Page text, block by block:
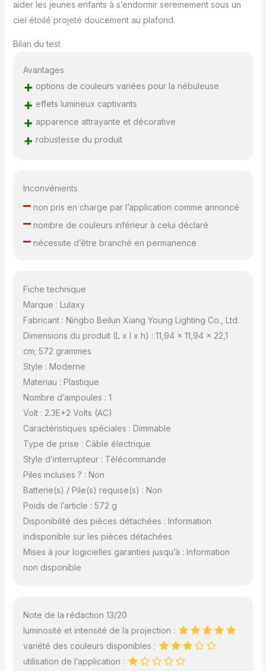
aider les jeunes enfants à s’endormir sereinement sous un
ciel étoilé projeté doucement au plafond.
Bilan du test
Avantages
+ options de couleurs variées pour la nébuleuse
+ effets lumineux captivants
+ apparence attrayante et décorative
+ robustesse du produit
Inconvénients
– non pris en charge par l’application comme annoncé
– nombre de couleurs inférieur à celui déclaré
– nécessite d’être branché en permanence
Fiche technique
Marque : Lulaxy
Fabricant : Ningbo Beilun Xiang Young Lighting Co., Ltd.
Dimensions du produit (L x l x h) : 11,94 x 11,94 x 22,1
cm; 572 grammes
Style : Moderne
Materiau : Plastique
Nombre d’ampoules : 1
Volt : 2.3E+2 Volts (AC)
Caractéristiques spéciales : Dimmable
Type de prise : Câble électrique
Style d’interrupteur : Télécommande
Piles incluses ? : Non
Batterie(s) / Pile(s) requise(s) : Non
Poids de l’article : 572 g
Disponibilité des pièces détachées : Information
indisponible sur les pièces détachées
Mises à jour logicielles garanties jusqu’à : Information
non disponible
Note de la rédaction 13/20
luminosité et intensité de la projection :
variété des couleurs disponibles :
utilisation de l’application :